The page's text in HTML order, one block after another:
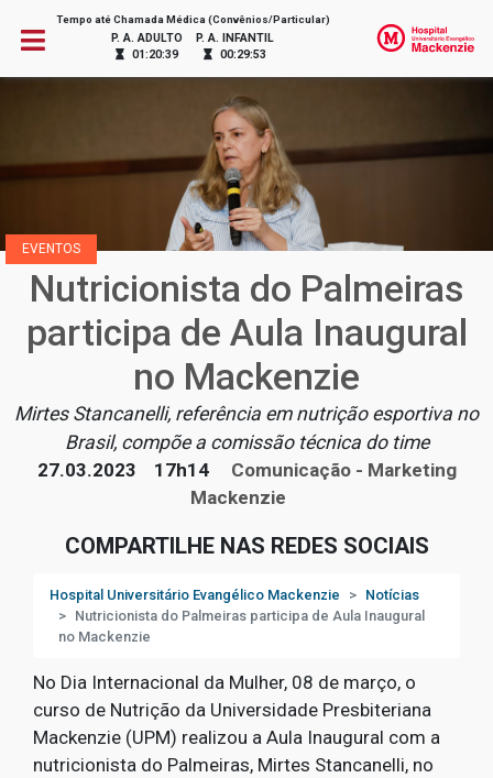
Tempo até Chamada Médica (Convênios/Particular)
P. A. ADULTO
01:20:39
P. A. INFANTIL
00:29:53
EVENTOS
Nutricionista do Palmeiras
participa de Aula Inaugural
no Mackenzie
Mirtes Stancanelli, referência em nutrição esportiva no
Brasil, compõe a comissão técnica do time
27.03.2023
17h14
Comunicação - Marketing
Mackenzie
COMPARTILHE NAS REDES SOCIAIS
Hospital Universitário Evangélico Mackenzie
Notícias
Nutricionista do Palmeiras participa de Aula Inaugural
no Mackenzie
No Dia Internacional da Mulher, 08 de março, o
curso de Nutrição da Universidade Presbiteriana
Mackenzie (UPM) realizou a Aula Inaugural com a
nutricionista do Palmeiras, Mirtes Stancanelli, no